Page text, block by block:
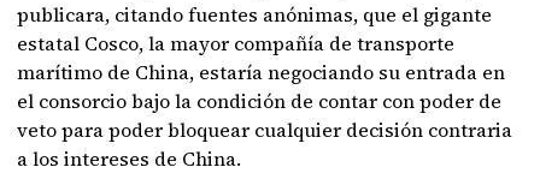
publicara, citando fuentes anónimas, que el gigante
estatal Cosco, la mayor compañía de transporte
marítimo de China, estaría negociando su entrada en
el consorcio bajo la condición de contar con poder de
veto para poder bloquear cualquier decisión contraria
a los intereses de China.